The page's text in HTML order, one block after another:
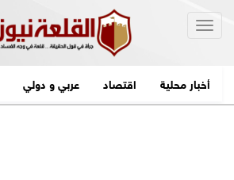
أخبار محلية اقتصاد عربي و دولي